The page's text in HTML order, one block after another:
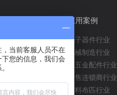
架
应用案例
电子器件行业
机械制造行业
小五金配件行业
零售连锁商行业
布料布匹行业
当前客服人员不在
您的信息，我们会